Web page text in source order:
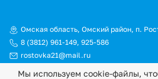
Омская область, Омский район, п.
8 (3812) 961-149, 925-586
rostovka21@mail.ru
Мы используем cookie-файлы,